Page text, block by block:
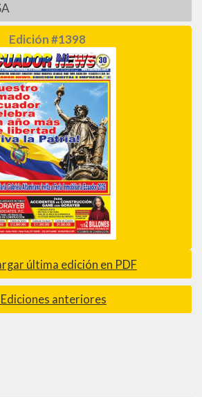
Edición #1398
última edición en PDF
Ediciones anteriores